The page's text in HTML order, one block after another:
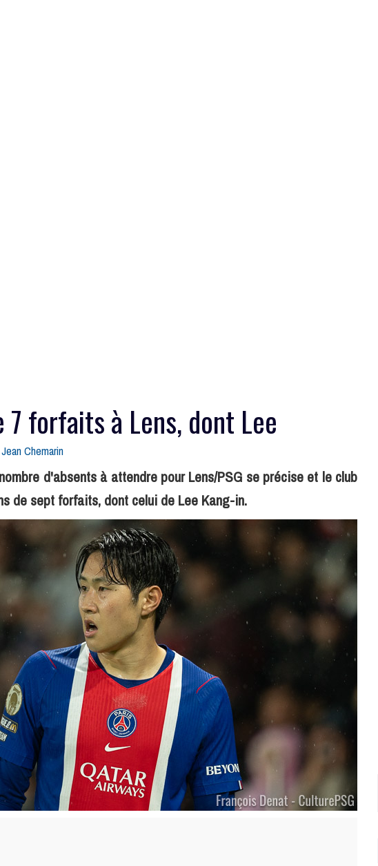
7 forfaits à Lens, dont Lee
Jean Chemarin
d'absents à attendre pour Lens/PSG se précise et le club
de sept forfaits, dont celui de Lee Kang-in.